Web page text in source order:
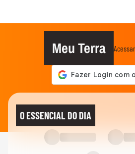
Meu Terra
O ESSENCIAL DO DIA